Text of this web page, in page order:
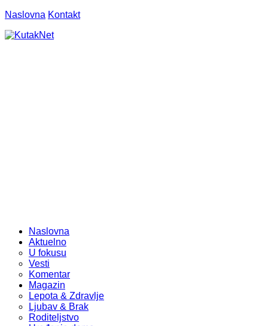
Naslovna Kontakt
Naslovna
Aktuelno
U fokusu
Vesti
Komentar
Magazin
Lepota & Zdravlje
Ljubav & Brak
Roditeljstvo